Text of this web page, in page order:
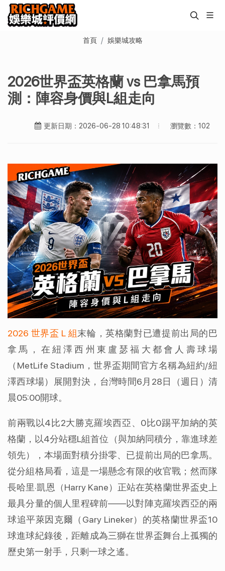
首頁 娛樂城攻略
2026世界盃英格蘭 vs 巴拿馬預
測：陣容身價與L組走向
更新日期：2026-06-28 10:48:31 瀏覽數：102
2026 世界盃 L 組末輪，英格蘭對已遭提前出局的巴
拿馬，在紐澤西州東盧瑟福大都會人壽球場
（MetLife Stadium，世界盃期間官方名稱為紐約/紐
澤西球場）展開對決，台灣時間6月28日（週日）清
晨05:00開球。
前兩戰以4比2大勝克羅埃西亞、0比0踢平加納的英
格蘭，以4分站穩L組首位（與加納同積分，靠進球差
領先），本場面對積分掛零、已提前出局的巴拿馬。
從分組格局看，這是一場懸念有限的收官戰；然而隊
長哈里·凱恩（Harry Kane）正站在英格蘭世界盃史上
最具分量的個人里程碑前——以對陣克羅埃西亞的兩
球追平萊因克爾（Gary Lineker）的英格蘭世界盃10
球進球紀錄後，距離成為三獅在世界盃舞台上孤獨的
歷史第一射手，只剩一球之遙。